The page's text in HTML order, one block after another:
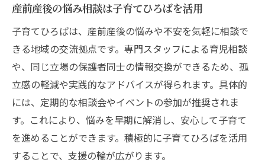
産前産後ヘルパー資格を持つスタッフの安
心感
杉並区で利用できる産後サポートサービス
案内
産前産後の実体験から見るヘルパー活用法
公式サイトで産前産後ヘルパー情報を調べ
るコツ
子育てひろばで広がる産前産後の交流体験
産前産後の悩み相談は子育てひろばを活用
子育てひろばは、産前産後の悩みや不安を気軽に相談で
きる地域の交流拠点です。専門スタッフによる育児相談
や、同じ立場の保護者同士の情報交換ができるため、孤
立感の軽減や実践的なアドバイスが得られます。具体的
には、定期的な相談会やイベントの参加が推奨されま
す。これにより、悩みを早期に解消し、安心して子育て
を進めることができます。積極的に子育てひろばを活用
することで、支援の輪が広がります。